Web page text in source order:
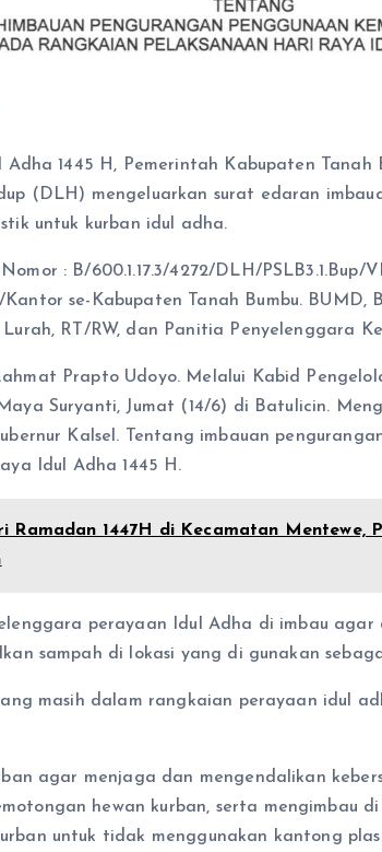
1445 H, Pemerintah Kabupaten Tanah
(DLH) mengeluarkan surat edaran
untuk kurban idul adha.
: B/600.1.17.3/4272/DLH/
se-Kabupaten Tanah Bumbu. BUMD,
RT/RW, dan Panitia Penyelenggara
Prapto Udoyo. Melalui Kabid
Maya Suryanti, Jumat (14/6) di Batulicin.
Kalsel. Tentang imbauan
Idul Adha 1445 H.
Ramadan 1447H di Kecamatan Mentewe,
perayaan Idul Adha di imbau
sampah di lokasi yang di gunakan
masih dalam rangkaian perayaan idul
agar menjaga dan mengendalikan
hewan kurban, serta mengimbau
untuk tidak menggunakan kantong